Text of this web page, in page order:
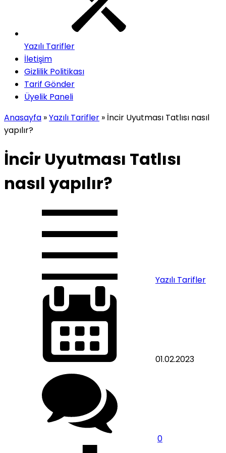
Yazılı Tarifler
İletişim
Gizlilik Politikası
Tarif Gönder
Üyelik Paneli
Anasayfa »Yazılı Tarifler » İncir Uyutması Tatlısı nasıl
yapılır?
İncir Uyutması Tatlısı
nasıl yapılır?
Yazılı Tarifler
01.02.2023
0